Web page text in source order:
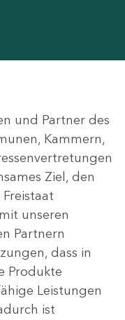
und Partner des
Kammern,
Ziel, den
unseren
Partnern
dass in
Produkte
Leistungen
ist